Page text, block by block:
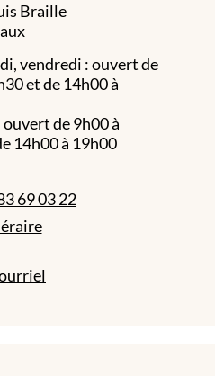
Braille
vendredi : ouvert de
et de 14h00 à
de 9h00 à
14h00 à 19h00
69 03 22